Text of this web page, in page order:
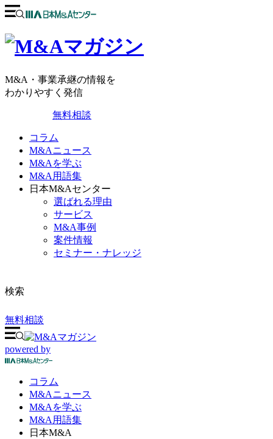
M&A・事業承継の情報を
わかりやすく発信
無料相談
コラム
M&Aニュース
M&Aを学ぶ
M&A用語集
日本M&Aセンター
選ばれる理由
サービス
M&A事例
案件情報
セミナー・ナレッジ
検索
無料相談
powered by
コラム
M&Aニュース
M&Aを学ぶ
M&A 用語集
日本M&A